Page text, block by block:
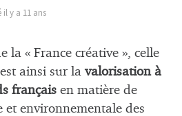
il y a 11 ans
la « France créative », celle
ainsi sur la valorisation à
français en matière de
et environnementale des